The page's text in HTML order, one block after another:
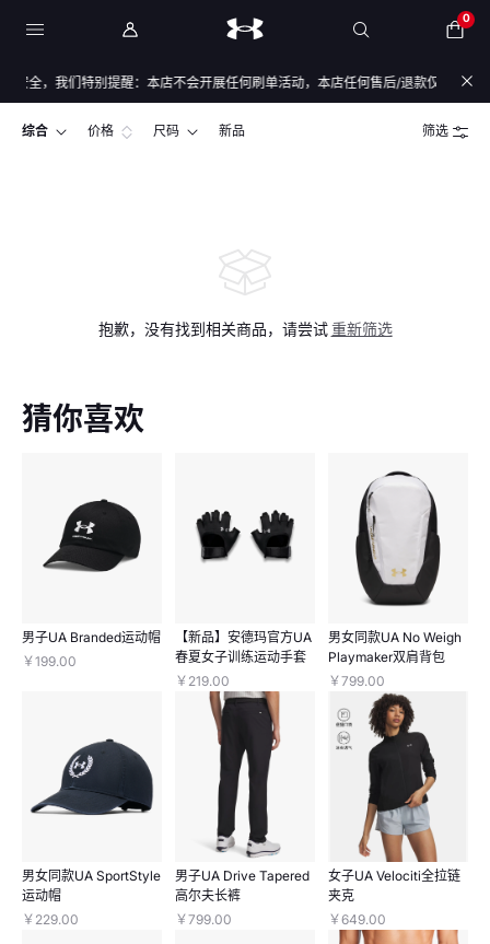
0
全，我们特别提醒：本店不会开展任何刷单活动，本店任何售后/退款仅通过店
综合 价格 尺码 新品 筛选
抱歉，没有找到相关商品，请尝试 重新筛选
猜你喜欢
男子UA Branded运动帽
￥199.00
【新品】安德玛官方UA
春夏女子训练运动手套
￥219.00
男女同款UA No Weigh
Playmaker双肩背包
￥799.00
男女同款UA SportStyle
运动帽
￥229.00
男子UA Drive Tapered
高尔夫长裤
￥799.00
女子UA Velociti全拉链
夹克
￥649.00